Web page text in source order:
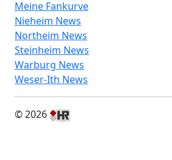
Meine Fankurve
Nieheim News
Northeim News
Steinheim News
Warburg News
Weser-Ith News
© 2026